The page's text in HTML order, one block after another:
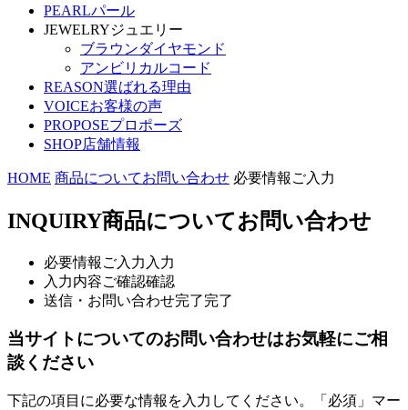
PEARLパール
JEWELRYジュエリー
ブラウンダイヤモンド
アンビリカルコード
REASON選ばれる理由
VOICEお客様の声
PROPOSEプロポーズ
SHOP店舗情報
HOME 商品についてお問い合わせ 必要情報ご入力
INQUIRY商品についてお問い合わせ
必要情報ご入力 入力
入力内容ご確認確認
送信・お問い合わせ完了完了
当サイトについてのお問い合わせはお気軽にご相
談ください
下記の項目に必要な情報を入力してください。「必須」マー